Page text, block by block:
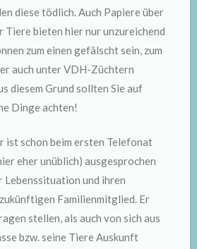
diese tödlich. Auch Papiere über
Tiere bieten hier nur unzureichend
zum einen gefälscht sein, zum
auch unter VDH-Züchtern
diesem Grund sollten Sie auf
Dinge achten!
ist schon beim ersten Telefonat
eher unüblich) ausgesprochen
und ihren
Familienmitglied. Er
stellen, als auch von sich aus
bzw. seine Tiere Auskunft